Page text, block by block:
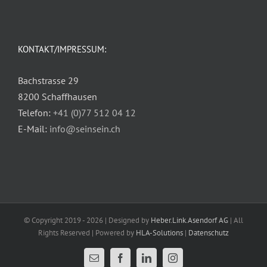
KONTAKT/IMPRESSUM:
Bachstrasse 29
8200 Schaffhausen
Telefon: +41 (0)77 512 04 12
E-Mail: info@seinsein.ch
© Copyright 2019 - 2026 | Designed by Heber.Link.Asendorf AG | All
Rights Reserved | Powered by HLA-Solutions | Datenschutz
E-
FacebookLinkedInInstagram